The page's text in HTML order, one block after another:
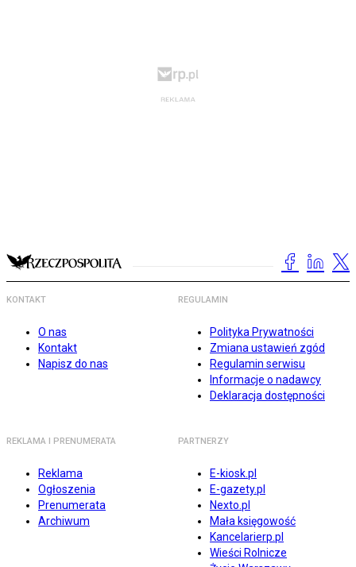
KONTAKT
O nas
Kontakt
Napisz do nas
REGULAMIN
Polityka Prywatności
Zmiana ustawień zgód
Regulamin serwisu
Informacje o nadawcy
Deklaracja dostępności
REKLAMA I PRENUMERATA
Reklama
Ogłoszenia
Prenumerata
Archiwum
PARTNERZY
E-kiosk.pl
E-gazety.pl
Nexto.pl
Mała księgowość
Kancelarierp.pl
Wieści Rolnicze